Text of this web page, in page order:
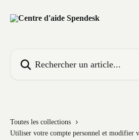
Toutes les collections
Utiliser votre compte personnel et modifier